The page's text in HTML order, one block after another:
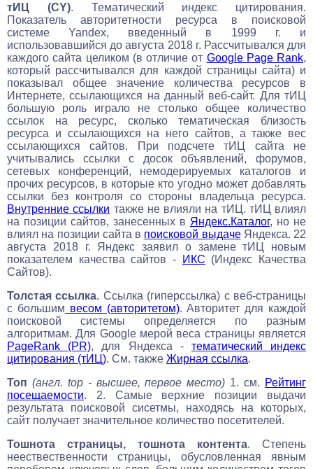
тИЦ (CY). Тематический индекс цитирования.
Показатель авторитетности ресурса в поисковой
системе Yandex, введенный в 1999 г. и
использовавшийся до августа 2018 г. Рассчитывался для
каждого сайта целиком (в отличие от Google Page Rank,
который рассчитывался для каждой страницы сайта) и
показывал общее значение количества ресурсов в
Интернете, ссылающихся на данный веб-сайт. Для тИЦ
большую роль играло не столько общее количество
ссылок на ресурс, сколько тематическая близость
ресурса и ссылающихся на него сайтов, а также вес
ссылающихся сайтов. При подсчете тИЦ сайта не
учитывались ссылки с досок объявлений, форумов,
сетевых конференций, немодерируемых каталогов и
прочих ресурсов, в которые кто угодно может добавлять
ссылки без контроля со стороны владельца ресурса.
Внутренние ссылки также не влияли на тИЦ. тИЦ влиял
на позиции сайтов, занесенных в Яндекс.Каталог, но не
влиял на позиции сайта в поисковой выдачеЯндекса. 22
августа 2018 г. Яндекс заявил о замене тИЦ новым
показателем качества сайтов -
ИКС (Индекс Качества
Сайтов).
Толстая ссылка. Ссылка (гиперссылка) с веб-страницы
с большим весом (авторитетом). Авторитет для каждой
поисковой системы определяется по разным
алгоритмам. Для Google мерой веса страницы является
PageRank (PR), для Яндекса - тематический индекс
цитирования (тИЦ). См. также Жирная ссылка.
Топ (англ. top - высшее, первое место) 1. см. Рейтинг
посещаемости. 2. Самые верхние позиции выдачи
результата поисковой сисетмы, находясь на которых,
сайт получает значительное количество посетителей.
Тошнота страницы, тошнота контента. Степень
неествественности страницы, обусловленная явным